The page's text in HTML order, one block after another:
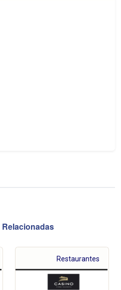
Restaurantes